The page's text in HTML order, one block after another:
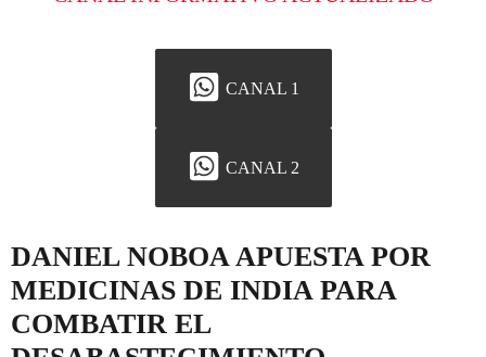
CANAL 1
CANAL 2
DANIEL NOBOA APUESTA POR
MEDICINAS DE INDIA PARA
COMBATIR EL